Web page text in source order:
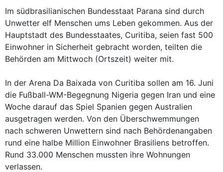
Im südbrasilianischen Bundesstaat Parana sind durch
Unwetter elf Menschen ums Leben gekommen. Aus der
Hauptstadt des Bundesstaates, Curitiba, seien fast 500
Einwohner in Sicherheit gebracht worden, teilten die
Behörden am Mittwoch (Ortszeit) weiter mit.
In der Arena Da Baixada von Curitiba sollen am 16. Juni
die Fußball-WM-Begegnung Nigeria gegen Iran und eine
Woche darauf das Spiel Spanien gegen Australien
ausgetragen werden. Von den Überschwemmungen
nach schweren Unwettern sind nach Behördenangaben
rund eine halbe Million Einwohner Brasiliens betroffen.
Rund 33.000 Menschen mussten ihre Wohnungen
verlassen.